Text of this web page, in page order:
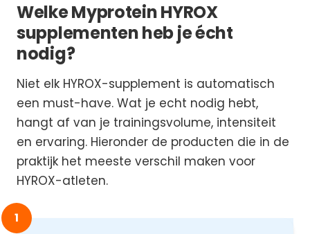
Welke Myprotein HYROX
supplementen heb je écht
nodig?
Niet elk HYROX-supplement is automatisch
een must-have. Wat je echt nodig hebt,
hangt af van je trainingsvolume, intensiteit
en ervaring. Hieronder de producten die in de
praktijk het meeste verschil maken voor
HYROX-atleten.
1